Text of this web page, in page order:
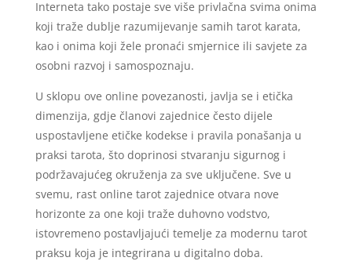
Interneta tako postaje sve više privlačna svima onima
koji traže dublje razumijevanje samih tarot karata,
kao i onima koji žele pronaći smjernice ili savjete za
osobni razvoj i samospoznaju.
U sklopu ove online povezanosti, javlja se i etička
dimenzija, gdje članovi zajednice često dijele
uspostavljene etičke kodekse i pravila ponašanja u
praksi tarota, što doprinosi stvaranju sigurnog i
podržavajućeg okruženja za sve uključene. Sve u
svemu, rast online tarot zajednice otvara nove
horizonte za one koji traže duhovno vodstvo,
istovremeno postavljajući temelje za modernu tarot
praksu koja je integrirana u digitalno doba.